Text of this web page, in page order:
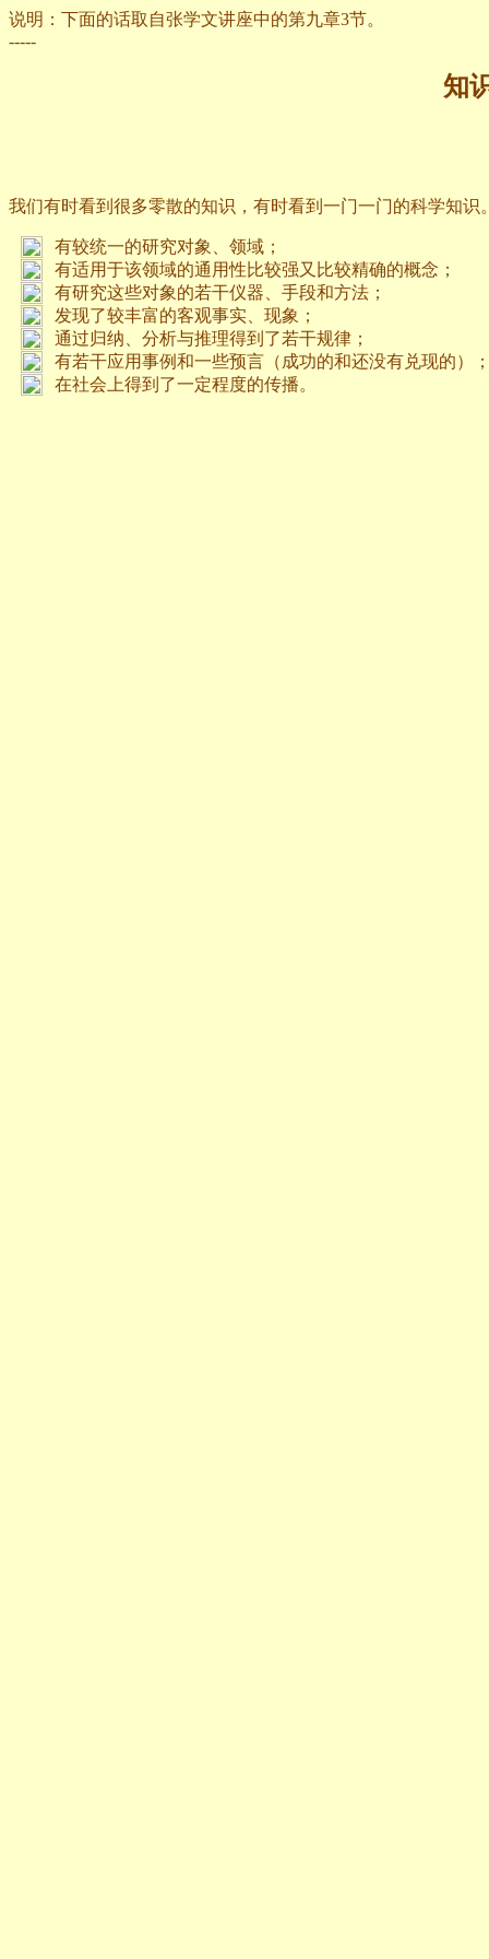
说明：下面的话取自张学文讲座中的第九章3节。
-----
知
我们有时看到很多零散的知识，有时看到一门一门的科学知识
有较统一的研究对象、领域；
有适用于该领域的通用性比较强又比较精确的概念；
有研究这些对象的若干仪器、手段和方法；
发现了较丰富的客观事实、现象；
通过归纳、分析与推理得到了若干规律；
有若干应用事例和一些预言（成功的和还没有兑现的）
在社会上得到了一定程度的传播。